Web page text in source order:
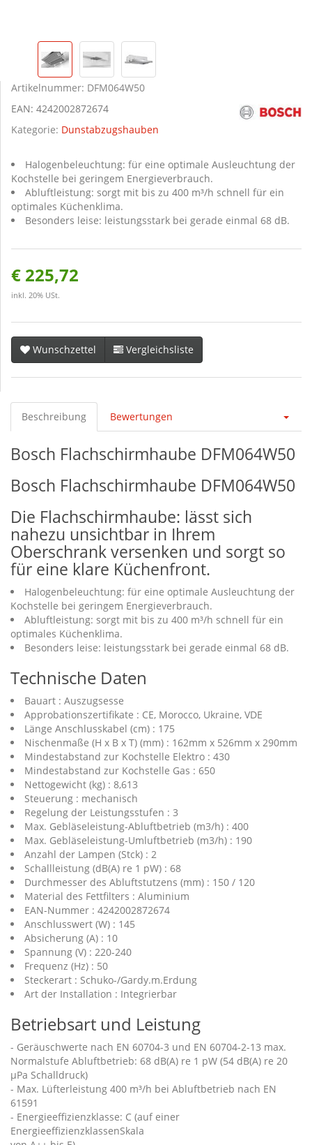
Artikelnummer: DFM064W50
EAN: 4242002872674
Kategorie: Dunstabzugshauben
Halogenbeleuchtung: für eine optimale Ausleuchtung der
Kochstelle bei geringem Energieverbrauch.
Abluftleistung: sorgt mit bis zu 400 m³/h schnell für ein
optimales Küchenklima.
Besonders leise: leistungsstark bei gerade einmal 68 dB.
€ 225,72
inkl. 20% USt.
Wunschzettel Vergleichsliste
Beschreibung Bewertungen
Bosch Flachschirmhaube DFM064W50
Bosch Flachschirmhaube DFM064W50
Die Flachschirmhaube: lässt sich
nahezu unsichtbar in Ihrem
Oberschrank versenken und sorgt so
für eine klare Küchenfront.
Halogenbeleuchtung: für eine optimale Ausleuchtung der
Kochstelle bei geringem Energieverbrauch.
Abluftleistung: sorgt mit bis zu 400 m³/h schnell für ein
optimales Küchenklima.
Besonders leise: leistungsstark bei gerade einmal 68 dB.
Technische Daten
Bauart : Auszugsesse
Approbationszertifikate : CE, Morocco, Ukraine, VDE
Länge Anschlusskabel (cm) : 175
Nischenmaße (H x B x T) (mm) : 162mm x 526mm x 290mm
Mindestabstand zur Kochstelle Elektro : 430
Mindestabstand zur Kochstelle Gas : 650
Nettogewicht (kg) : 8,613
Steuerung : mechanisch
Regelung der Leistungsstufen : 3
Max. Gebläseleistung-Abluftbetrieb (m3/h) : 400
Max. Gebläseleistung-Umluftbetrieb (m3/h) : 190
Anzahl der Lampen (Stck) : 2
Schallleistung (dB(A) re 1 pW) : 68
Durchmesser des Abluftstutzens (mm) : 150 / 120
Material des Fettfilters : Aluminium
EAN-Nummer : 4242002872674
Anschlusswert (W) : 145
Absicherung (A) : 10
Spannung (V) : 220-240
Frequenz (Hz) : 50
Steckerart : Schuko-/Gardy.m.Erdung
Art der Installation : Integrierbar
Betriebsart und Leistung
- Geräuschwerte nach EN 60704-3 und EN 60704-2-13 max.
Normalstufe Abluftbetrieb: 68 dB(A) re 1 pW (54 dB(A) re 20
µPa Schalldruck)
- Max. Lüfterleistung 400 m³/h bei Abluftbetrieb nach EN
61591
- Energieeffizienzklasse: C (auf einer
EnergieeffizienzklassenSkala